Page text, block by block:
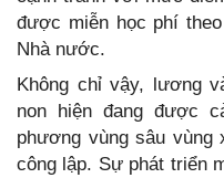
được miễn học phí
Nhà nước.
Không chỉ vậy, lương
non hiện đang được
phương vùng sâu vùng
công lập. Sự phát triển